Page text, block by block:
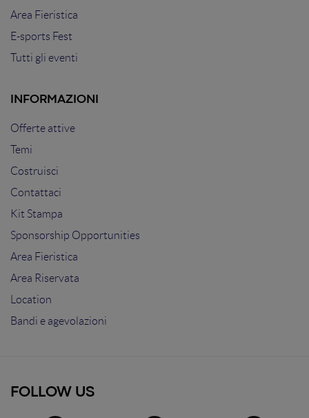
Area Fieristica
E-sports Fest
Tutti gli eventi
INFORMAZIONI
Offerte attive
Temi
Costruisci
Contattaci
Kit Stampa
Sponsorship Opportunities
Area Fieristica
Area Riservata
Location
Bandi e agevolazioni
FOLLOW US